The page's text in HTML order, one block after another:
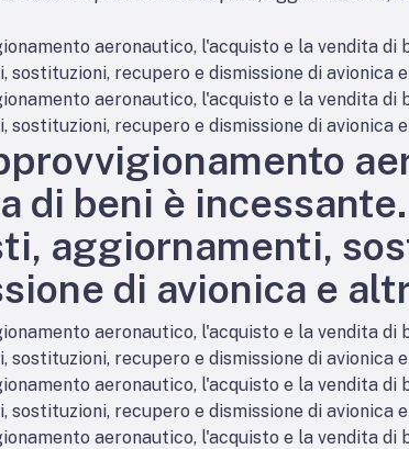
aeronautico, l'acquisto e la vendita di
sostituzioni, recupero e dismissione di avionica
aeronautico, l'acquisto e la vendita di
sostituzioni, recupero e dismissione di avionica
di beni è
aggiornamenti,
di avionica e
aeronautico, l'acquisto e la vendita di
sostituzioni, recupero e dismissione di avionica
aeronautico, l'acquisto e la vendita di
sostituzioni, recupero e dismissione di avionica
aeronautico, l'acquisto e la vendita di